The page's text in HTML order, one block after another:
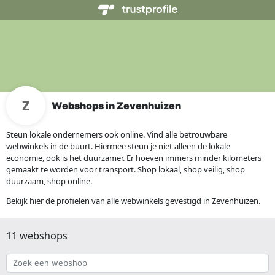
Webshops in Zevenhuizen
Steun lokale ondernemers ook online. Vind alle betrouwbare
webwinkels in de buurt. Hiermee steun je niet alleen de lokale
economie, ook is het duurzamer. Er hoeven immers minder kilometers
gemaakt te worden voor transport. Shop lokaal, shop veilig, shop
duurzaam, shop online.
Bekijk hier de profielen van alle webwinkels gevestigd in Zevenhuizen.
11 webshops
Zoek
een